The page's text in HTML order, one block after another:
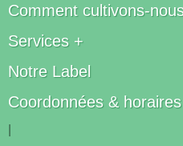
Comment cultivons-
Services +
Notre Label
Coordonnées & horaires